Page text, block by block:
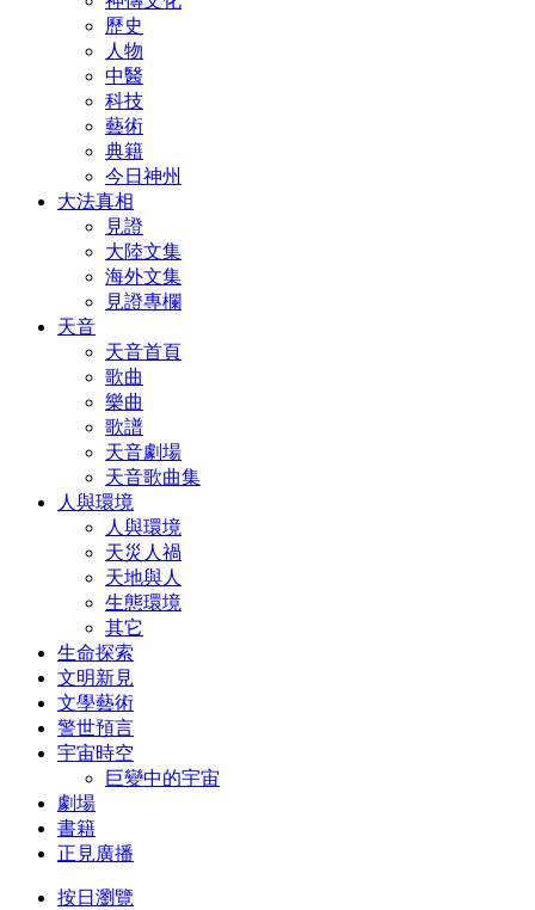
歷史
人物
中醫
科技
藝術
典籍
今日神州
大法真相
見證
大陸文集
海外文集
見證專欄
天音
天音首頁
歌曲
樂曲
歌譜
天音劇場
天音歌曲集
人與環境
人與環境
天災人禍
天地與人
生態環境
其它
生命探索
文明新見
文學藝術
警世預言
宇宙時空
巨變中的宇宙
劇場
書籍
正見廣播
按日瀏覽